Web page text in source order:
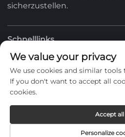
sicherzustellen.
Schnelllinks
Produkte
Kontaktieren Sie uns
We value your privacy
We use cookies and similar tools
If you don't want to accept all
cookies.
Personalize
Accept all